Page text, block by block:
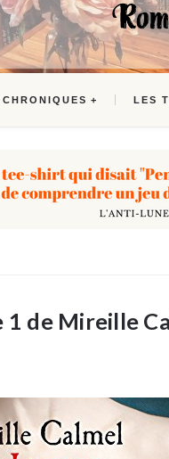
LES
1 de Mireille